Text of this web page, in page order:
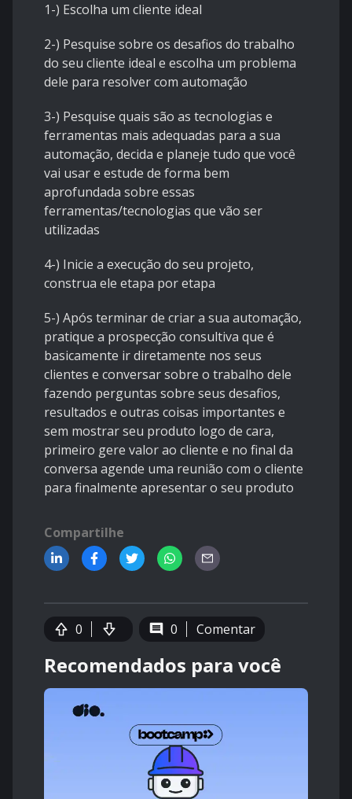
1-) Escolha um cliente ideal
2-) Pesquise sobre os desafios do trabalho
do seu cliente ideal e escolha um problema
dele para resolver com automação
3-) Pesquise quais são as tecnologias e
ferramentas mais adequadas para a sua
automação, decida e planeje tudo que você
vai usar e estude de forma bem
aprofundada sobre essas
ferramentas/tecnologias que vão ser
utilizadas
4-) Inicie a execução do seu projeto,
construa ele etapa por etapa
5-) Após terminar de criar a sua automação,
pratique a prospecção consultiva que é
basicamente ir diretamente nos seus
clientes e conversar sobre o trabalho dele
fazendo perguntas sobre seus desafios,
resultados e outras coisas importantes e
sem mostrar seu produto logo de cara,
primeiro gere valor ao cliente e no final da
conversa agende uma reunião com o cliente
para finalmente apresentar o seu produto
Compartilhe
0 0 Comentar
Recomendados para você